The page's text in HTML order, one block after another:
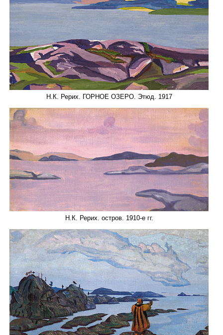
Н.К. Рерих. ГОРНОЕ ОЗЕРО. Этюд. 1917
Н.К. Рерих. остров. 1910­-е гг.